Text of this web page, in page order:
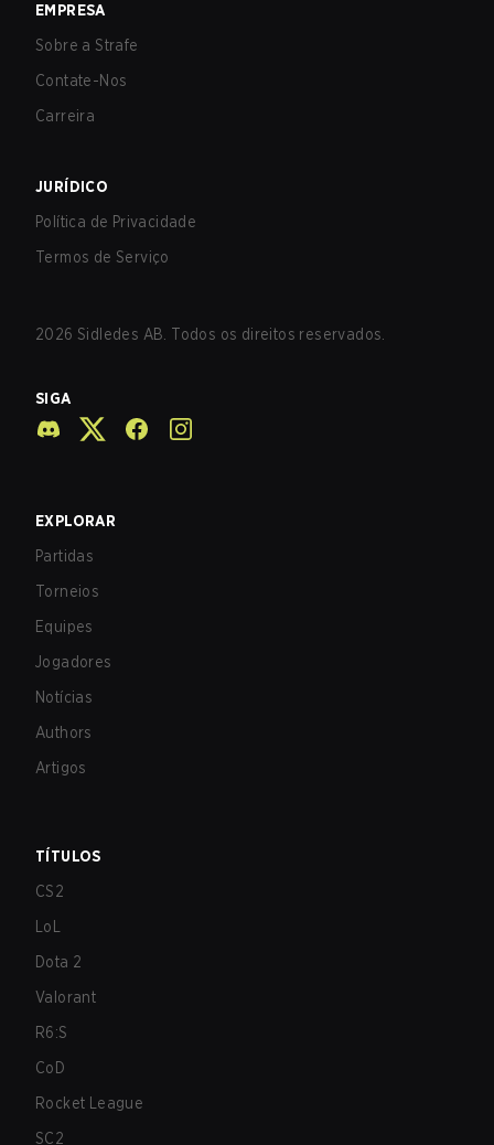
EMPRESA
Sobre a Strafe
Contate-Nos
Carreira
JURÍDICO
Política de Privacidade
Termos de Serviço
2026 Sidledes AB. Todos os direitos reservados.
SIGA
EXPLORAR
Partidas
Torneios
Equipes
Jogadores
Notícias
Authors
Artigos
TÍTULOS
CS2
LoL
Dota 2
Valorant
R6:S
CoD
Rocket League
SC2